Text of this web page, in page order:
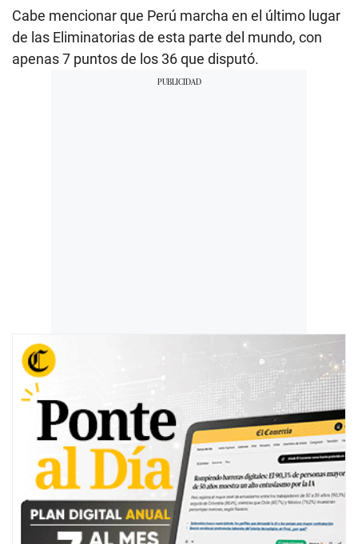
Cabe mencionar que Perú marcha en el último lugar
de las Eliminatorias de esta parte del mundo, con
apenas 7 puntos de los 36 que disputó.